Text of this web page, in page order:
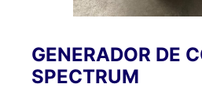
GENERADOR DE
SPECTRUM